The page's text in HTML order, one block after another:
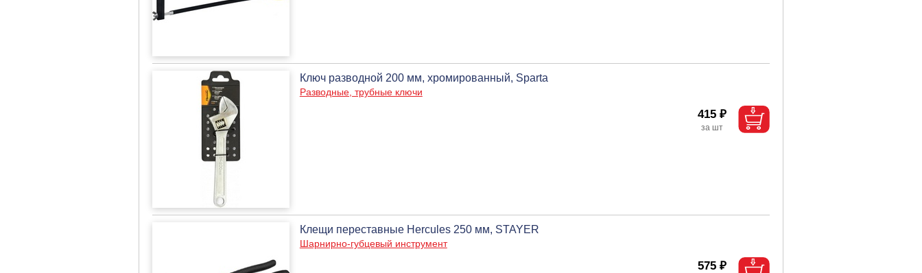
Ключ разводной 200 мм, хромированный, Sparta
Разводные, трубные ключи
415 ₽
Клещи переставные Hercules 250 мм, STAYER
Шарнирно-губцевый инструмент
575 ₽